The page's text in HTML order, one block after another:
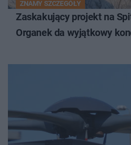
ZNAMY SZCZEGÓŁY
Zaskakujący projekt na
Organek da wyjątkowy